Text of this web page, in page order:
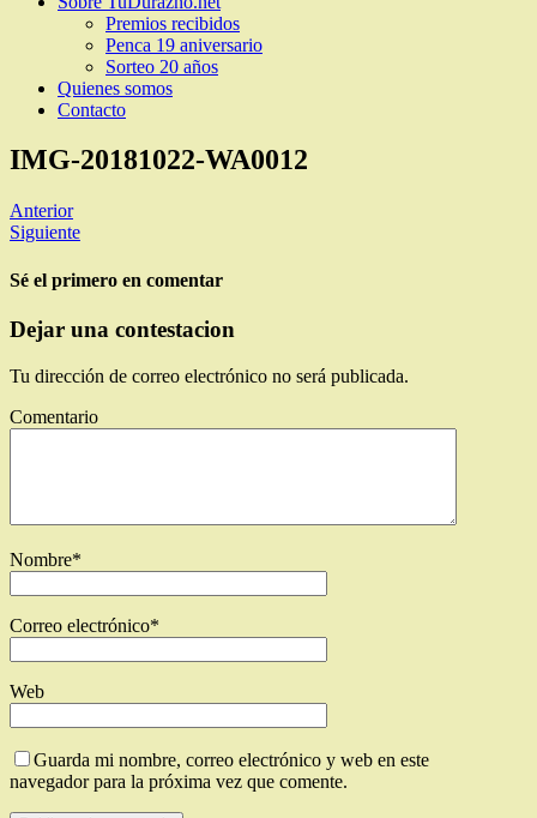
Premios recibidos
Penca 19 aniversario
Sorteo 20 años
Quienes somos
Contacto
IMG-20181022-WA0012
Anterior
Siguiente
Sé el primero en comentar
Dejar una contestacion
Tu dirección de correo electrónico no será publicada.
Comentario
Nombre*
Correo electrónico*
Web
Guarda mi nombre, correo electrónico y web en este
navegador para la próxima vez que comente.